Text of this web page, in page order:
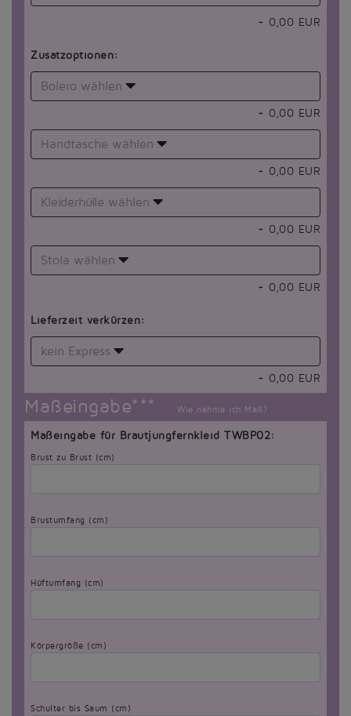
+ 0,00 EUR
Zusatzoptionen:
Bolero wählen
+ 0,00 EUR
Handtasche wählen
+ 0,00 EUR
Kleiderhülle wählen
+ 0,00 EUR
Stola wählen
+ 0,00 EUR
Lieferzeit verkürzen:
kein Express
+ 0,00 EUR
Maßeingabe*** Wie nehme ich Maß?
Maßeingabe für Brautjungfernkleid TWBP02:
Brust zu Brust (cm)
Brustumfang (cm)
Hüftumfang (cm)
Körpergröße (cm)
Schulter bis Saum (cm)